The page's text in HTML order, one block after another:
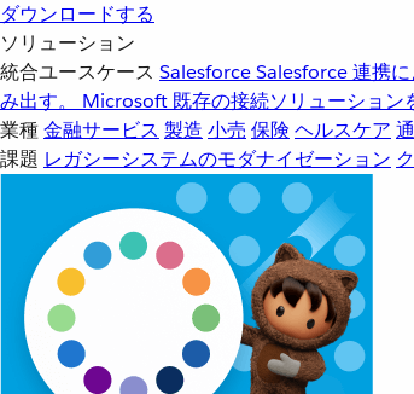
ダウンロードする
ソリューション
統合ユースケース SalesforceSalesforce 連携
み出す。
Microsoft 既存の接続ソリューション
業種金融サービス 製造 小売 保険 ヘルスケア
課題 レガシーシステムのモダナイゼーション